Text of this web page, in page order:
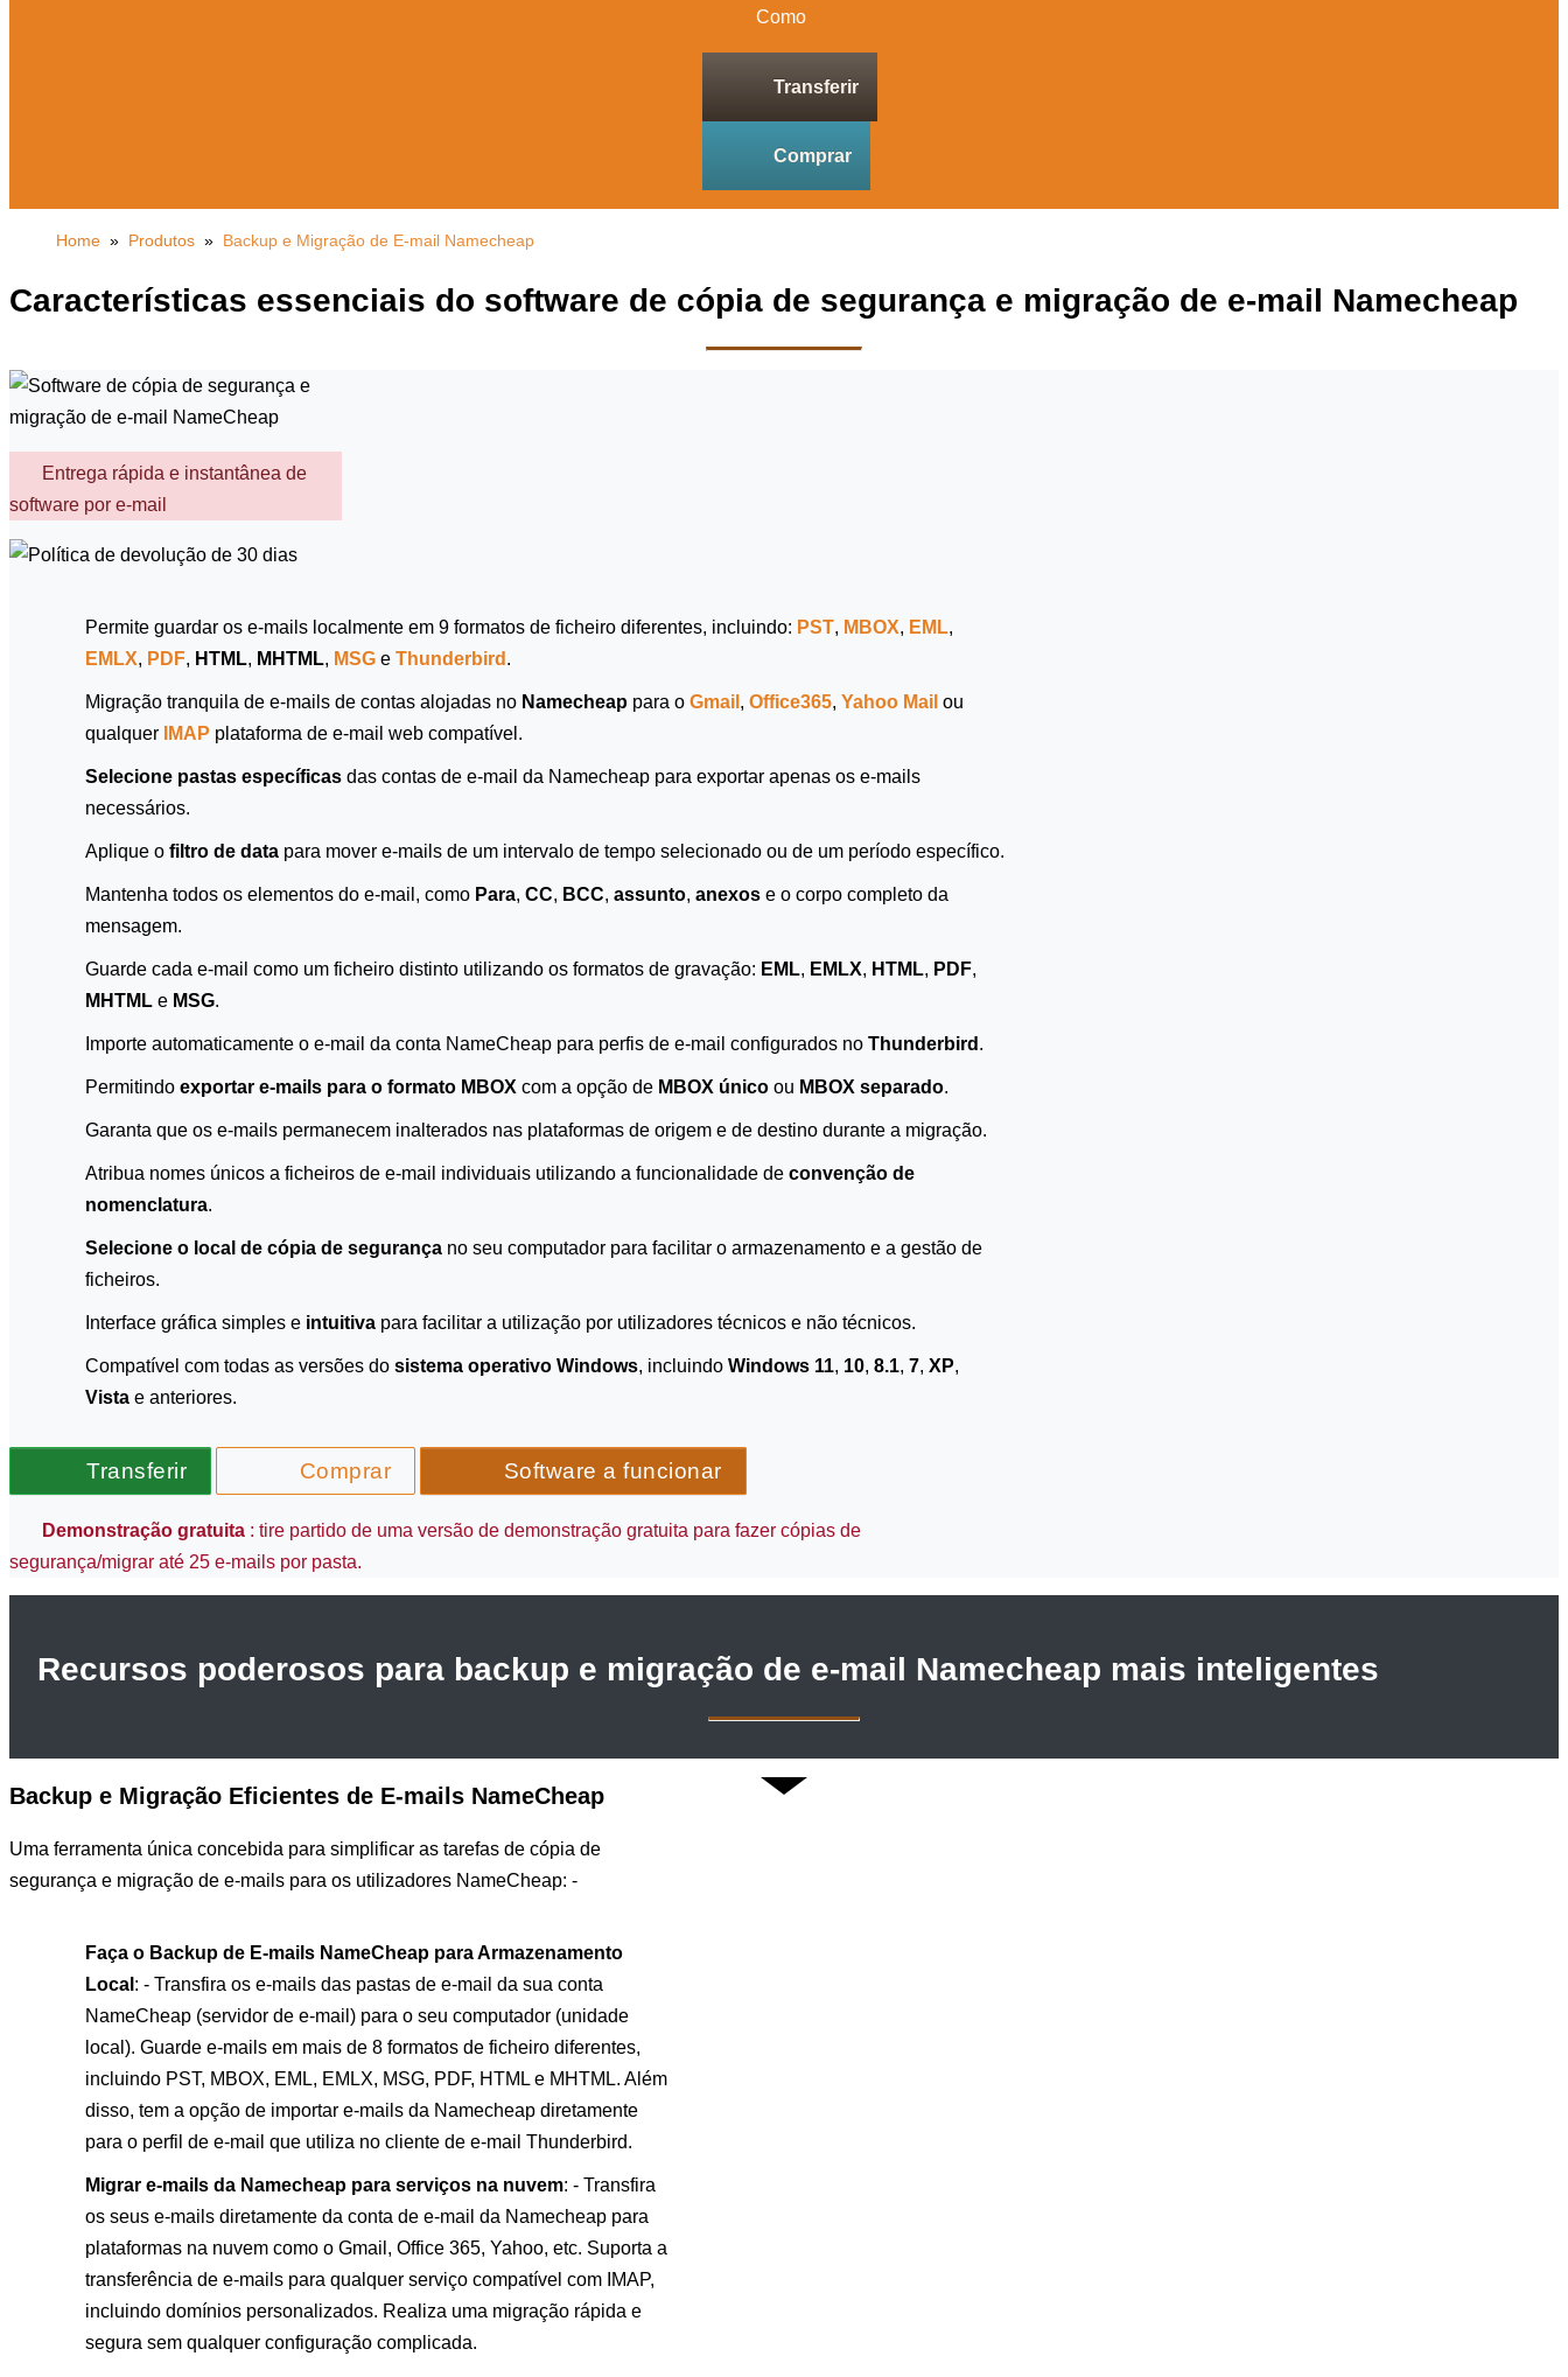
Como
Transferir
Comprar
Home » Produtos » Backup e Migração de E-mail Namecheap
Características essenciais do software de cópia de segurança e migração de e-mail Namecheap
Entrega rápida e instantânea de
software por e-mail
Permite guardar os e-mails localmente em 9 formatos de ficheiro diferentes, incluindo: PST, MBOX, EML,
EMLX, PDF, HTML, MHTML, MSG e Thunderbird .
Migração tranquila de e-mails de contas alojadas no Namecheap para o Gmail , Office365, Yahoo Mail ou
qualquer
IMAP plataforma de e-mail web compatível.
Selecione pastas específicas das contas de e-mail da Namecheap para exportar apenas os e-mails
necessários.
Aplique o filtro de data para mover e-mails de um intervalo de tempo selecionado ou de um período específico.
Mantenha todos os elementos do e-mail, como Para, CC, BCC, assunto, anexos e o corpo completo da
mensagem.
Guarde cada e-mail como um ficheiro distinto utilizando os formatos de gravação: EML, EMLX, HTML, PDF,
MHTML e MSG.
Importe automaticamente o e-mail da conta NameCheap para perfis de e-mail configurados no Thunderbird .
Permitindo exportar e-mails para o formato MBOX com a opção de MBOX único ou MBOX separado.
Garanta que os e-mails permanecem inalterados nas plataformas de origem e de destino durante a migração.
Atribua nomes únicos a ficheiros de e-mail individuais utilizando a funcionalidade de convenção de
nomenclatura.
Selecione o local de cópia de segurança no seu computador para facilitar o armazenamento e a gestão de
ficheiros.
Interface gráfica simples e intuitiva para facilitar a utilização por utilizadores técnicos e não técnicos.
Compatível com todas as versões do sistema operativo Windows, incluindo Windows 11, 10, 8.1, 7, XP,
Vista e anteriores.
Transferir Comprar Software a funcionar
Demonstração gratuita : tire partido de uma versão de demonstração gratuita para fazer cópias de
segurança/migrar até 25 e-mails por pasta.
Recursos poderosos para backup e migração de e-mail Namecheap mais inteligentes
Backup e Migração Eficientes de E-mails NameCheap
Uma ferramenta única concebida para simplificar as tarefas de cópia de
segurança e migração de e-mails para os utilizadores NameCheap: -
Faça o Backup de E-mails NameCheap para Armazenamento
Local : - Transfira os e-mails das pastas de e-mail da sua conta
NameCheap (servidor de e-mail) para o seu computador (unidade
local). Guarde e-mails em mais de 8 formatos de ficheiro diferentes,
incluindo PST, MBOX, EML, EMLX, MSG, PDF, HTML e MHTML. Além
disso, tem a opção de importar e-mails da Namecheap diretamente
para o perfil de e-mail que utiliza no cliente de e-mail Thunderbird.
Migrar e-mails da Namecheap para serviços na nuvem: - Transfira
os seus e-mails diretamente da conta de e-mail da Namecheap para
plataformas na nuvem como o Gmail, Office 365, Yahoo, etc. Suporta a
transferência de e-mails para qualquer serviço compatível com IMAP,
incluindo domínios personalizados. Realiza uma migração rápida e
segura sem qualquer configuração complicada.